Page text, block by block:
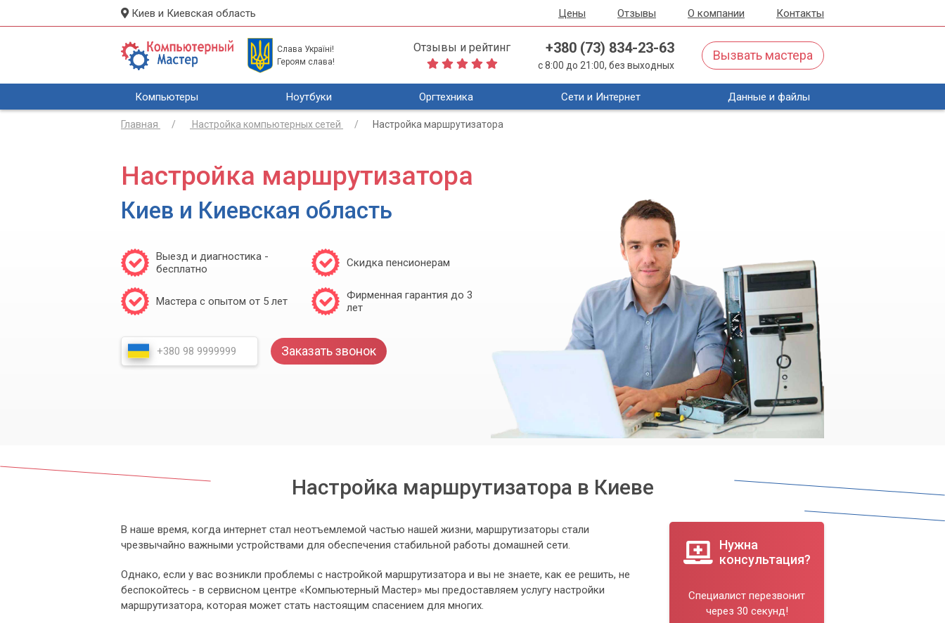
Киев и Киевская область Цены Отзывы О компании Контакты
Слава Україні!
Героям слава!
Отзывы и рейтинг +380 (73) 834-23-63
с 8:00 до 21:00, без выходных
Вызвать мастера
Компьютеры Ноутбуки Оргтехника Сети и Интернет Данные и файлы
Главная Настройка компьютерных сетей Настройка маршрутизатора
Настройка маршрутизатора
Киев и Киевская область
Выезд и диагностика -
бесплатно
Скидка пенсионерам
Мастера с опытом от 5 лет
Фирменная гарантия до 3
лет
Заказать звонок
Настройка маршрутизатора в Киеве
В наше время, когда интернет стал неотъемлемой частью нашей жизни, маршрутизаторы стали
чрезвычайно важными устройствами для обеспечения стабильной работы домашней сети.
Однако, если у вас возникли проблемы с настройкой маршрутизатора и вы не знаете, как ее решить, не
беспокойтесь - в сервисном центре «Компьютерный Мастер» мы предоставляем услугу настройки
маршрутизатора, которая может стать настоящим спасением для многих.
Нужна
консультация?
Специалист перезвонит
через 30 секунд!